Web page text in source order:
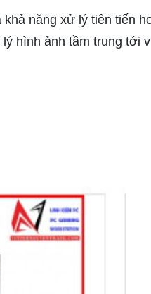
năng xử lý tiên tiến
hình ảnh tầm trung tới